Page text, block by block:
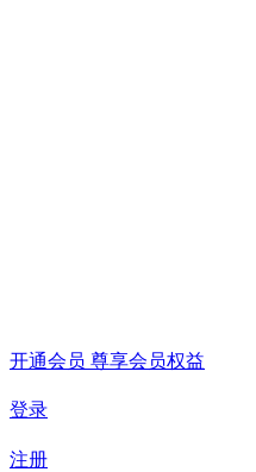
开通会员 尊享会员权益
登录
注册